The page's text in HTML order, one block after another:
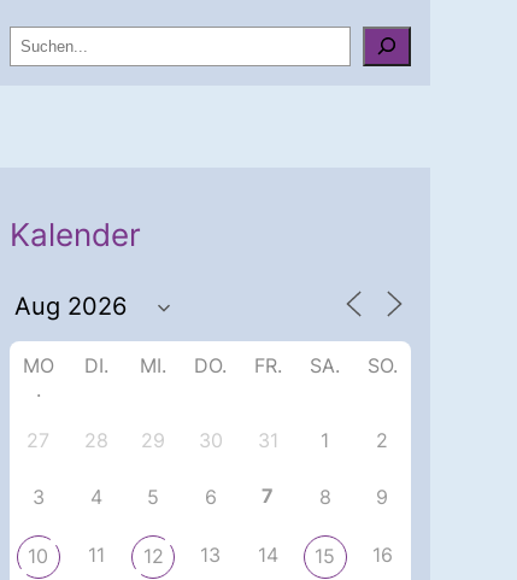
u
Kalender
MO
.
DI. MI. DO. FR. SA. SO.
27 28 29 30 31 1 2
3 4 5 6 7 8 9
10 11 12 13 14 15 16